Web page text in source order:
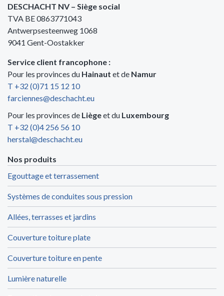
DESCHACHT NV – Siège social
TVA BE 0863771043
Antwerpsesteenweg 1068
9041 Gent-Oostakker
Service client francophone :
Pour les provinces du Hainaut et de Namur
T +32 (0)71 15 12 10
farciennes@deschacht.eu
Pour les provinces de Liègeet du Luxembourg
T +32 (0)4 256 56 10
herstal@deschacht.eu
Nos produits
Egouttage et terrassement
Systèmes de conduites sous pression
Allées, terrasses et jardins
Couverture toiture plate
Couverture toiture en pente
Lumière naturelle